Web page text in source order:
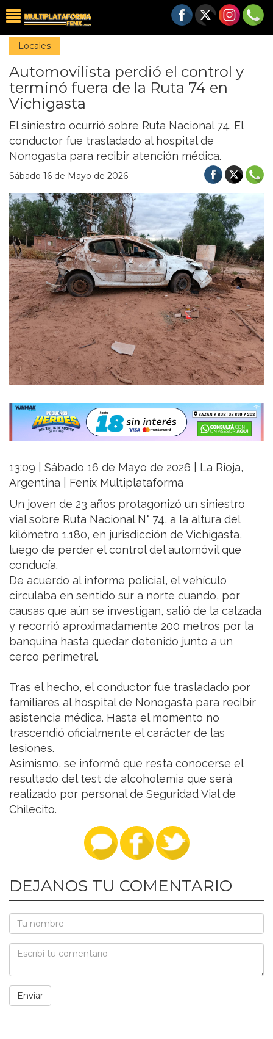
Locales
Automovilista perdió el control y
terminó fuera de la Ruta 74 en
Vichigasta
El siniestro ocurrió sobre Ruta Nacional 74. El
conductor fue trasladado al hospital de
Nonogasta para recibir atención médica.
Sábado 16 de Mayo de 2026
13:09 | Sábado 16 de Mayo de 2026 | La Rioja,
Argentina | Fenix Multiplataforma
Un joven de 23 años protagonizó un siniestro
vial sobre Ruta Nacional N° 74, a la altura del
kilómetro 1.180, en jurisdicción de Vichigasta,
luego de perder el control del automóvil que
conducía.
De acuerdo al informe policial, el vehículo
circulaba en sentido sur a norte cuando, por
causas que aún se investigan, salió de la calzada
y recorrió aproximadamente 200 metros por la
banquina hasta quedar detenido junto a un
cerco perimetral.
Tras el hecho, el conductor fue trasladado por
familiares al hospital de Nonogasta para recibir
asistencia médica. Hasta el momento no
trascendió oficialmente el carácter de las
lesiones.
Asimismo, se informó que resta conocerse el
resultado del test de alcoholemia que será
realizado por personal de Seguridad Vial de
Chilecito.
DEJANOS TU COMENTARIO